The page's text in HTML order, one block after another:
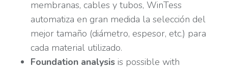
membranas, cables y tubos, WinTess
automatiza en gran medida la selección del
mejor tamaño (diámetro, espesor, etc.) para
cada material utilizado.
Foundation analysis is possible with